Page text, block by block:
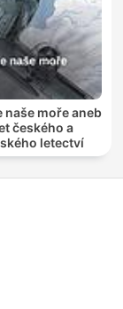
naše moře aneb
českého a
letectví